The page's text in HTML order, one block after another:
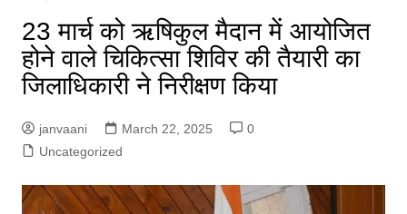
23 मार्च को ऋषिकुल मैदान में आयोजित
होने वाले चिकित्सा शिविर की तैयारी का
जिलाधिकारी ने निरीक्षण किया
janvaani March 22, 2025
0
Uncategorized